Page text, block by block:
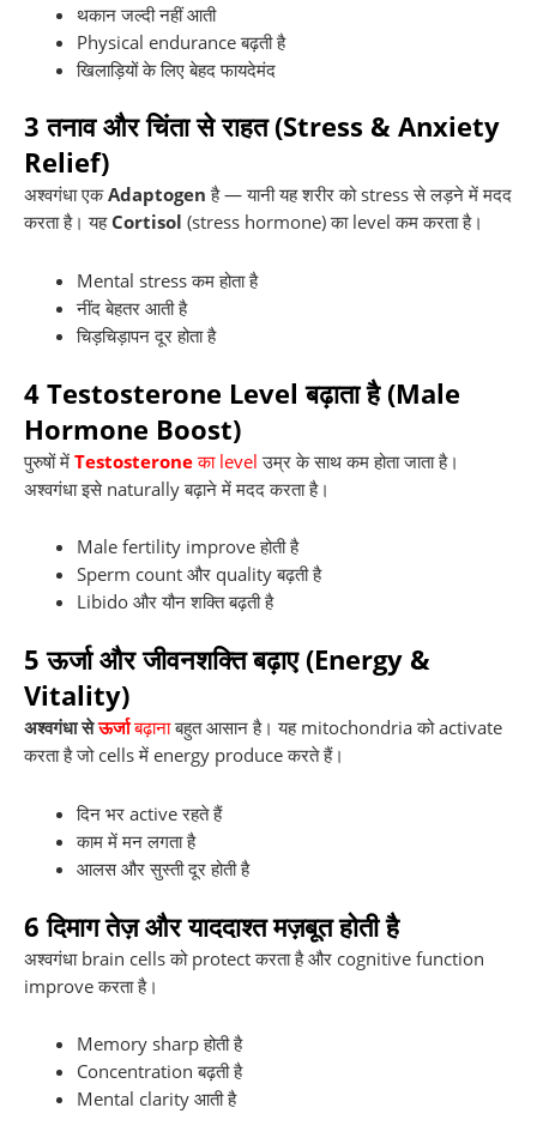
थकान जल्दी नहीं आती
Physical endurance बढ़ती है
खिलाड़ियों के लिए बेहद फायदेमंद
3 तनाव और चिंता से राहत (Stress & Anxiety
Relief)
अश्वगंधा एकAdaptogen है — यानी यह शरीर को stress से लड़ने में मदद
करता है। यह Cortisol (stress hormone) का level कम करता है।
Mental stress कम होता है
नींद बेहतर आती है
चिड़चिड़ापन दूर होता है
4 Testosterone Level बढ़ाता है (Male
Hormone Boost)
पुरुषों में Testosteroneका level उम्र के साथ कम होता जाता है।
अश्वगंधा इसे naturally बढ़ाने में मदद करता है।
Male fertility improve होती है
Sperm count और quality बढ़ती है
Libido और यौन शक्ति बढ़ती है
5 ऊर्जा और जीवनशक्ति बढ़ाए (Energy &
Vitality)
अश्वगंधा सेऊर्जाबढ़ानाबहुत आसान है। यह mitochondria को activate
करता है जो cells में energy produce करते हैं।
दिन भर active रहते हैं
काम में मन लगता है
आलस और सुस्ती दूर होती है
6 दिमाग तेज़ और याददाश्त मज़बूत होती है
अश्वगंधा brain cells को protect करता है और cognitive function
improve करता है।
Memory sharp होती है
Concentration बढ़ती है
Mental clarity आती है